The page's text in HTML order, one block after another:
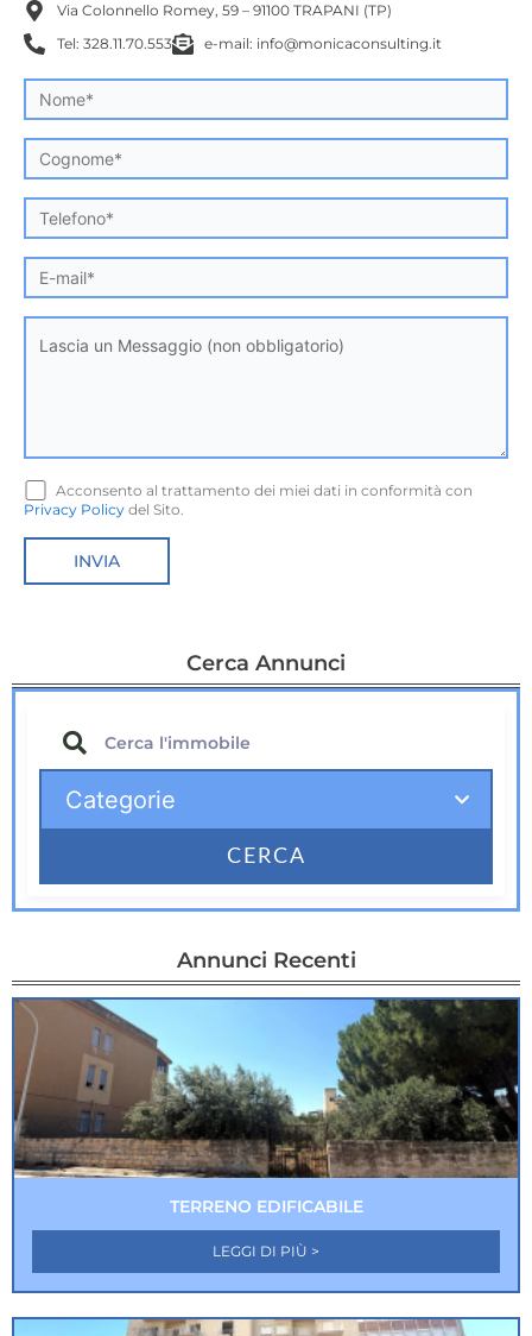
Via Colonnello Romey, 59 – 91100 TRAPANI (TP)
Tel: 328.11.70.553
e-mail: info@monicaconsulting.it
Acconsento al trattamento dei miei dati in conformità con
Privacy Policy del Sito.
Cerca Annunci
CERCA
Annunci Recenti
TERRENO EDIFICABILE
LEGGI DI PIÙ >